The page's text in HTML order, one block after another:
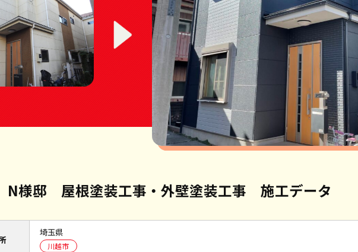
様邸 屋根塗装工事・外壁塗装工事 施工データ
埼玉県
川越市